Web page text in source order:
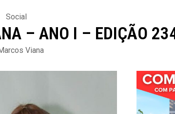
Social
– ANO I – EDIÇÃO
Viana